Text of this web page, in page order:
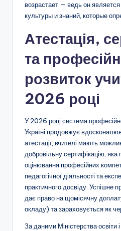
возрастает — ведь он
культуры и знаний, которые
Атестація,
та
розвиток
2026 році
У 2026 році система
Україні продовжує
атестації, вчителі мають
добровільну сертифікацію,
оцінювання професійних
педагогічної діяльності та
практичного досвіду. Успішне
дає право на щомісячну
окладу) та зараховується як
За даними Міністерства освіти